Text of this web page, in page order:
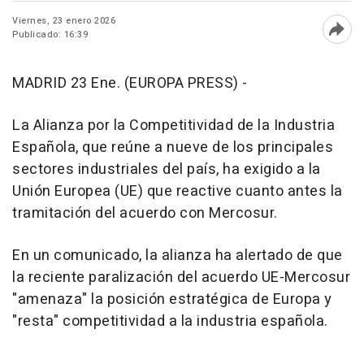
Viernes, 23 enero 2026
Publicado: 16:39
MADRID 23 Ene. (EUROPA PRESS) -
La Alianza por la Competitividad de la Industria
Española, que reúne a nueve de los principales
sectores industriales del país, ha exigido a la
Unión Europea (UE) que reactive cuanto antes la
tramitación del acuerdo con Mercosur.
En un comunicado, la alianza ha alertado de que
la reciente paralización del acuerdo UE-Mercosur
"amenaza" la posición estratégica de Europa y
"resta" competitividad a la industria española.